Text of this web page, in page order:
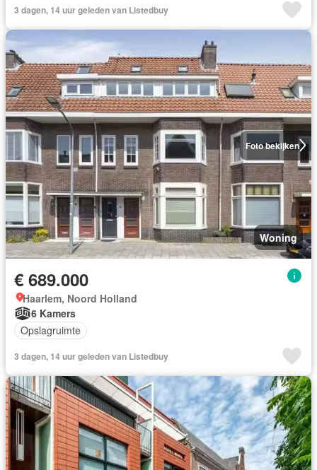
3 dagen, 14 uur geleden van Listedbuy
Foto bekijken
Woning
€ 689.000
Haarlem, Noord Holland
6 Kamers
Opslagruimte
3 dagen, 14 uur geleden van Listedbuy